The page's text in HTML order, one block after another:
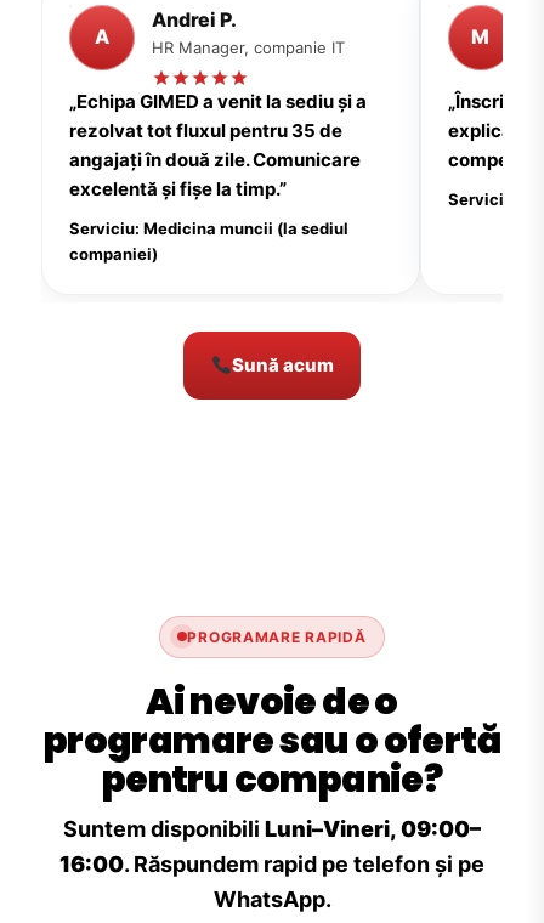
A
Andrei P.
HR Manager, companie IT
„Echipa GIMED a venit la sediu și a
rezolvat tot fluxul pentru 35 de
angajați în două zile. Comunicare
excelentă și fișe la timp.”
Serviciu: Medicina muncii (la sediul
companiei)
M
explicații
Serviciu:
Sună acum
PROGRAMARE RAPIDĂ
Ai nevoie de o
programare sau o ofertă
pentru companie?
Suntem disponibili Luni–Vineri, 09:00–
16:00. Răspundem rapid pe telefon și pe
WhatsApp.